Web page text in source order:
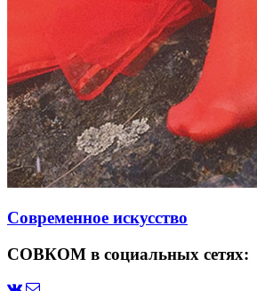
Современное искусство
СОВКОМ в социальных сетях: